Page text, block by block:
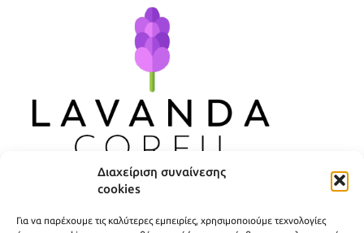
Διαχείριση συναίνεσης
cookies
Για να παρέχουμε τις καλύτερες εμπειρίες, χρησιμοποιούμε τεχνολογίες
ΧΡΗΣΙΜΟΙ ΣΥΝΔΕΣΜΟΙ
ΠΟΛΙΤΙΚΗ ΑΠΟΡΡΗΤΟΥ